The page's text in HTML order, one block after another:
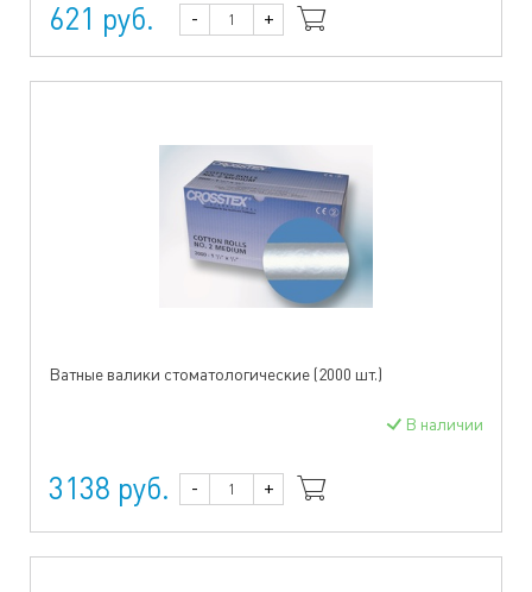
621 руб. - +
Ватные валики стоматологические (2000 шт.)
В наличии
3138 руб. - +